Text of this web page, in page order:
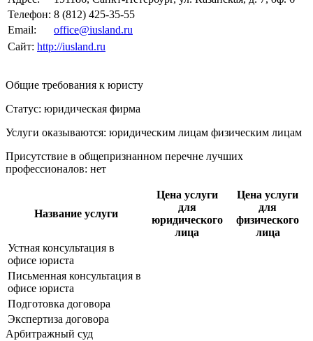
Телефон: 8 (812) 425-35-55
Email:
office@iusland.ru
Сайт: http://iusland.ru
Общие требования к юристу
Статус: юридическая фирма
Услуги оказываются: юридическим лицам физическим лицам
Присутствие в общепризнанном перечне лучших
профессионалов: нет
Название услуги
Цена услуги
для
юридического
лица
Цена услуги
для
физического
лица
Устная консультация в
офисе юриста
Письменная консультация в
офисе юриста
Подготовка договора
Экспертиза договора
Арбитражный суд